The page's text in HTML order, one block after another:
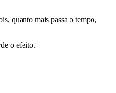
quanto mais passa o tempo,
o efeito.